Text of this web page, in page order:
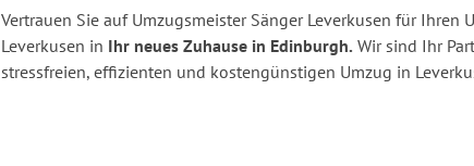
Vertrauen Sie auf Umzugsmeister Sänger Leverkusen für Ihren
Leverkusen in Ihr neues Zuhause in Edinburgh. Wir sind Ihr
stressfreien, effizienten und kostengünstigen Umzug in